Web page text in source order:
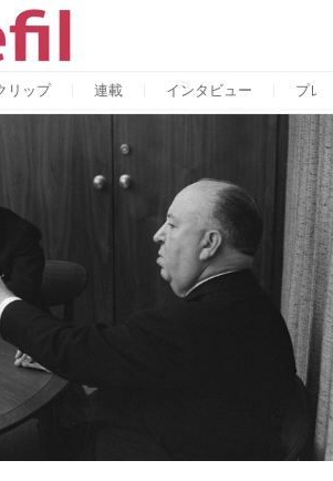
リップ 連載 インタビュー プレ